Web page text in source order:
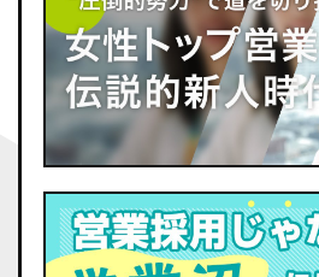
動画をみる